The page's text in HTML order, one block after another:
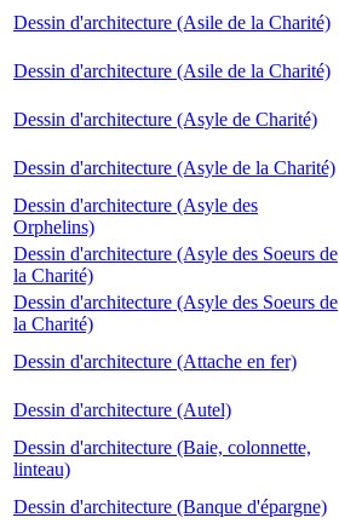
Dessin d'architecture (Asile de la Charité)
Dessin d'architecture (Asile de la Charité)
Dessin d'architecture (Asyle de Charité)
Dessin d'architecture (Asyle de la Charité)
Dessin d'architecture (Asyle des
Orphelins)
Dessin d'architecture (Asyle des Soeurs de
la Charité)
Dessin d'architecture (Asyle des Soeurs de
la Charité)
Dessin d'architecture (Attache en fer)
Dessin d'architecture (Autel)
Dessin d'architecture (Baie, colonnette,
linteau)
Dessin d'architecture (Banque d'épargne)